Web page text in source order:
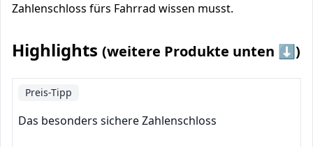
Zahlenschloss fürs Fahrrad wissen musst.
Highlights (weitere Produkte unten ⬇️)
Preis-Tipp
Das besonders sichere Zahlenschloss